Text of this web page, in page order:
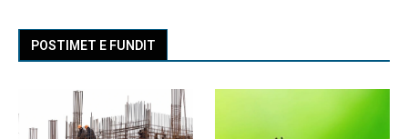
POSTIMET E FUNDIT